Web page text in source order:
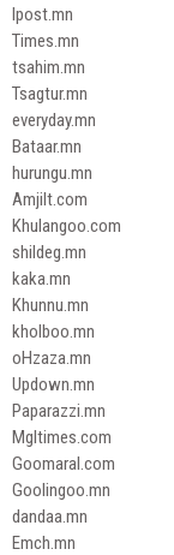
Ipost.mn
Times.mn
tsahim.mn
Tsagtur.mn
everyday.mn
Bataar.mn
hurungu.mn
Amjilt.com
Khulangoo.com
shildeg.mn
kaka.mn
Khunnu.mn
kholboo.mn
oHzaza.mn
Updown.mn
Paparazzi.mn
Mgltimes.com
Goomaral.com
Goolingoo.mn
dandaa.mn
Emch.mn